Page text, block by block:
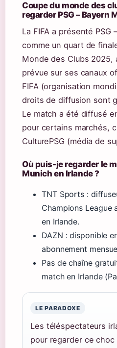
Coupe du monde des
regarder PSG – Bayern
La FIFA a présenté PSG
comme un quart de
Monde des Clubs 2025,
prévue sur ses canaux
FIFA (organisation
droits de diffusion sont
Le match a été diffusé
pour certains marchés,
CulturePSG (média de
Où puis-je regarder le
Munich en Irlande ?
TNT Sports :
Champions League
en Irlande.
DAZN : disponible
abonnement
Pas de chaîne
match en Irlande
LE PARADOXE
Les téléspectateurs
pour regarder ce